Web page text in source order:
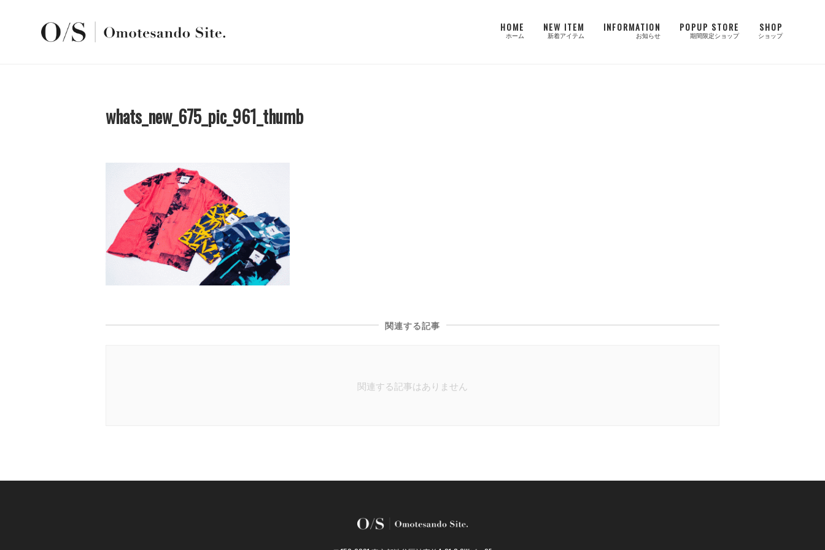
HOME
ホーム
NEW ITEM
新着アイテム
INFORMATION
お知らせ
POPUP STORE
期間限定ショップ
SHOP
ショップ
whats_new_675_pic_961_thumb
関連する記事
関連する記事はありません